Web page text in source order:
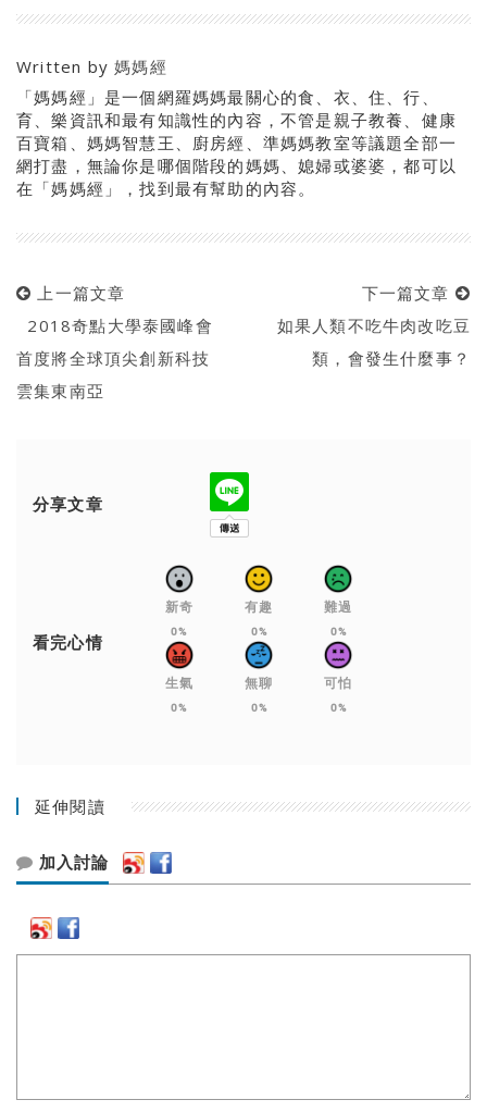
Written by媽媽經
「媽媽經」是一個網羅媽媽最關心的食、衣、住、行、
育、樂資訊和最有知識性的內容，不管是親子教養、健康
百寶箱、媽媽智慧王、廚房經、準媽媽教室等議題全部一
網打盡，無論你是哪個階段的媽媽、媳婦或婆婆，都可以
在「媽媽經」，找到最有幫助的內容。
上一篇文章
2018奇點大學泰國峰會
首度將全球頂尖創新科技
雲集東南亞
下一篇文章
如果人類不吃牛肉改吃豆
類，會發生什麼事？
分享文章
看完心情
新奇
0%
有趣
0%
難過
0%
生氣
0%
無聊
0%
可怕
0%
延伸閱讀
加入討論